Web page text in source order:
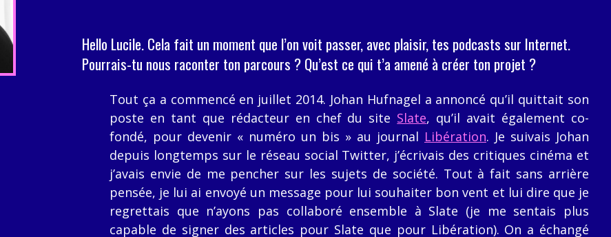
Hello Lucile. Cela fait un moment que l’on voit passer, avec plaisir, tes podcasts sur Internet.
Pourrais-tu nous raconter ton parcours ? Qu’est ce qui t’a amené à créer ton projet ?
Tout ça a commencé en juillet 2014. Johan Hufnagel a annoncé qu’il quittait son
poste en tant que rédacteur en chef du site Slate, qu’il avait également co-
fondé, pour devenir « numéro un bis » au journal Libération. Je suivais Johan
depuis longtemps sur le réseau social Twitter, j’écrivais des critiques cinéma et
j’avais envie de me pencher sur les sujets de société. Tout à fait sans arrière
pensée, je lui ai envoyé un message pour lui souhaiter bon vent et lui dire que je
regrettais que n’ayons pas collaboré ensemble à Slate (je me sentais plus
capable de signer des articles pour Slate que pour Libération). On a échangé